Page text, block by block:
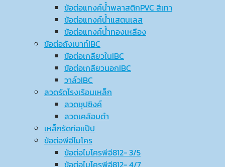
ข้อต่อแทงค์น้ำพลาสติกPVC สีเทา
ข้อต่อแทงค์น้ำแสตนเลส
ข้อต่อแทงค์น้ำทองเหลือง
ข้อต่อถังเบาท์IBC
ข้อต่อเกลียวในIBC
ข้อต่อเกลียวนอกIBC
วาล์วIBC
ลวดรัดโรงเรือนเหล็ก
ลวดชุปซิงค์
ลวดเคลือบดำ
เหล็กรัดท่อแป๊ป
ข้อต่อพีอีไมโคร
ข้อต่อไมโครพีอี812- 3/5
ข้อต่อไมโครพีอี812- 4/7